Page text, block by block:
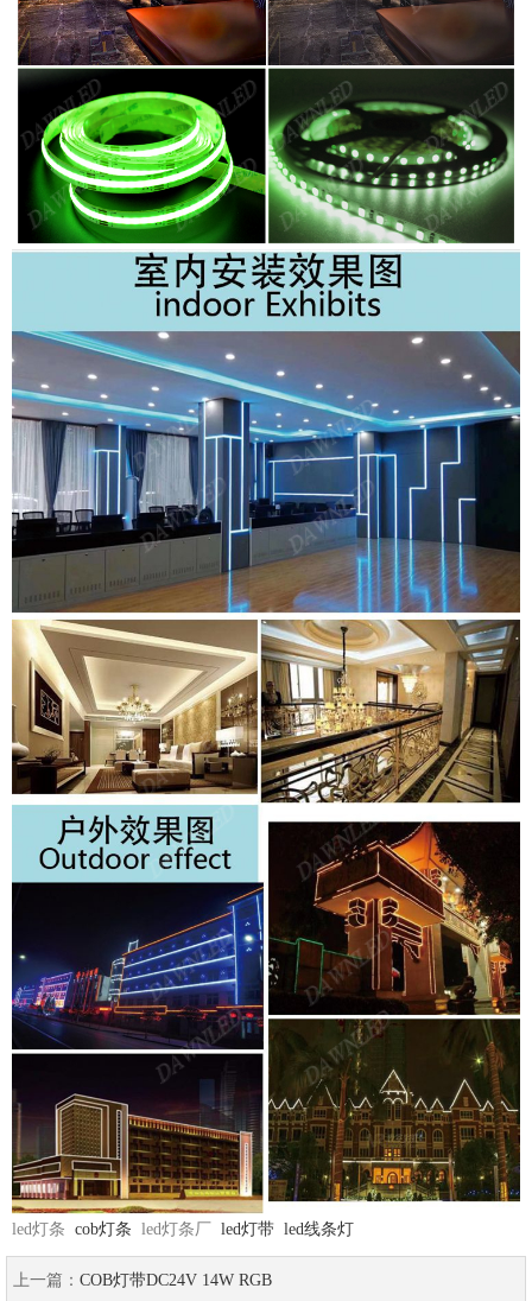
led灯条 cob灯条 led灯条厂 led灯带 led线条灯
上一篇： COB灯带DC24V 14W RGB